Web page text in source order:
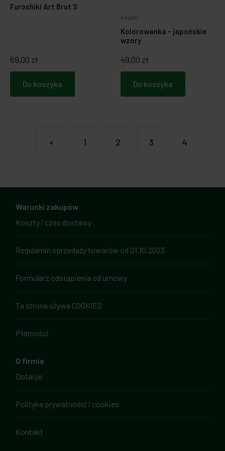
Furoshiki Art Brut S
69,00 zł
Do koszyka
Książki
Kolorowanka - japońskie
wzory
49,00 zł
Do koszyka
« 1 2 3 4
Warunki zakupów
Koszty i czas dostawy
Regulamin sprzedaży towarów od 01.10.2023
Formularz odstąpienia od umowy
Ta strona używa COOKIES
Płatności
O firmie
Dotacje
Polityka prywatności i cookies
Kontakt